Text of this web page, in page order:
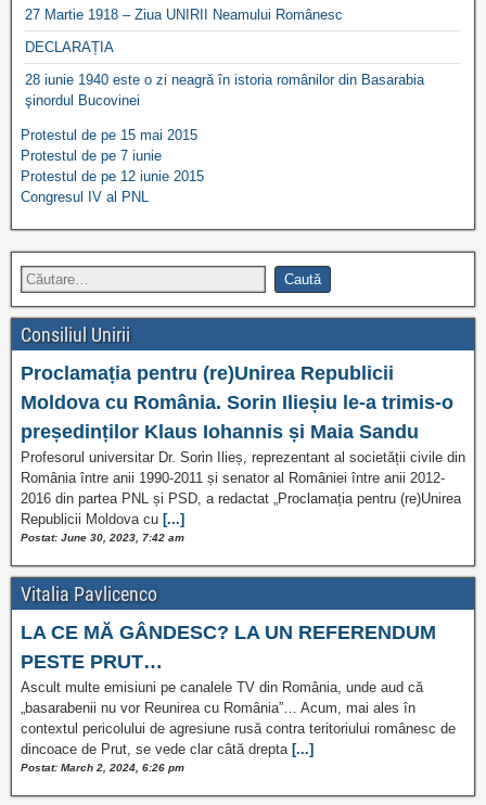
27 Martie 1918 – Ziua UNIRII Neamului Românesc
DECLARAȚIA
28 iunie 1940 este o zi neagră în istoria românilor din Basarabia
şinordul Bucovinei
Protestul de pe 15 mai 2015
Protestul de pe 7 iunie
Protestul de pe 12 iunie 2015
Congresul IV al PNL
Consiliul Unirii
Proclamația pentru (re)Unirea Republicii
Moldova cu România. Sorin Ilieșiu le-a trimis-o
președinților Klaus Iohannis și Maia Sandu
Profesorul universitar Dr. Sorin Ilieș, reprezentant al societății civile din
România între anii 1990-2011 și senator al României între anii 2012-
2016 din partea PNL și PSD, a redactat „Proclamația pentru (re)Unirea
Republicii Moldova cu [...]
Postat: June 30, 2023, 7:42 am
Vitalia Pavlicenco
LA CE MĂ GÂNDESC? LA UN REFERENDUM
PESTE PRUT…
Ascult multe emisiuni pe canalele TV din România, unde aud că
„basarabenii nu vor Reunirea cu România”… Acum, mai ales în
contextul pericolului de agresiune rusă contra teritoriului românesc de
dincoace de Prut, se vede clar câtă drepta[...]
Postat: March 2, 2024, 6:26 pm